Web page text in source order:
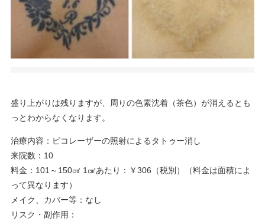
盛り上がりは残りますが、周りの色素沈着（茶色）が消えるとも
っとわからなくなります。
治療内容：ピコレーザーの照射によるタトゥー消し
来院数：10
料金：101～150㎠ 1㎠あたり：￥306（税別）（料金は面積によ
って異なります）
メイク、カバー等：なし
リスク・副作用：